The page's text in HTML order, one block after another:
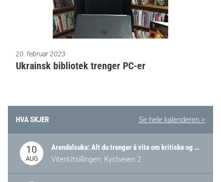
20. februar 2023
Ukrainsk bibliotek trenger PC-er
HVA SKJER Se hele kalenderen >
10
AUG
Arendalsuka: Alt du trenger å vite om kritiske og strategiske verdikjeder i Norge
VitenUtsillingen, Kystveien 2